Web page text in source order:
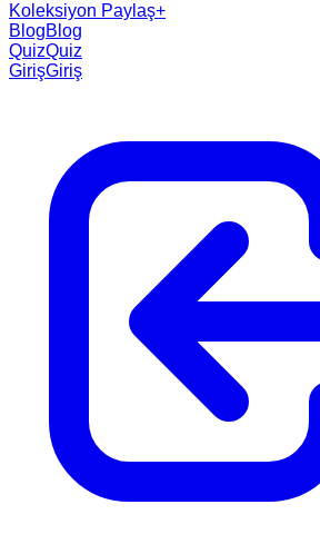
Koleksiyon Paylaş+
BlogBlog
QuizQuiz
GirişGiriş